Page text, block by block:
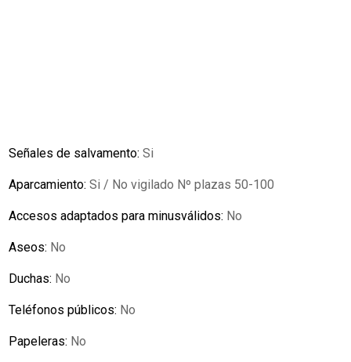
Señales de salvamento:Si
Aparcamiento:Si / No vigilado Nº plazas 50-100
Accesos adaptados para minusválidos: No
Aseos: No
Duchas: No
Teléfonos públicos: No
Papeleras: No